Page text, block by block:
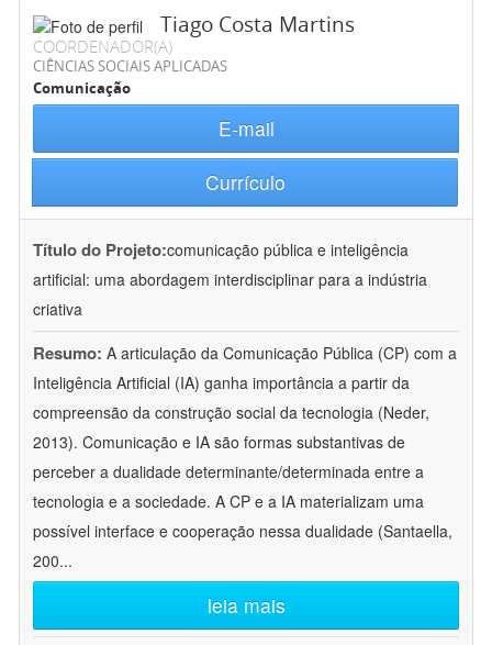
Tiago Costa Martins
COORDENADOR(A)
CIÊNCIAS SOCIAIS APLICADAS
Comunicação
E-mail
Currículo
Título do Projeto:comunicação pública e inteligência
artificial: uma abordagem interdisciplinar para a indústria
criativa
Resumo: A articulação da Comunicação Pública (CP) com a
Inteligência Artificial (IA) ganha importância a partir da
compreensão da construção social da tecnologia (Neder,
2013). Comunicação e IA são formas substantivas de
perceber a dualidade determinante/determinada entre a
tecnologia e a sociedade. A CP e a IA materializam uma
possível interface e cooperação nessa dualidade (Santaella,
200...
leia mais